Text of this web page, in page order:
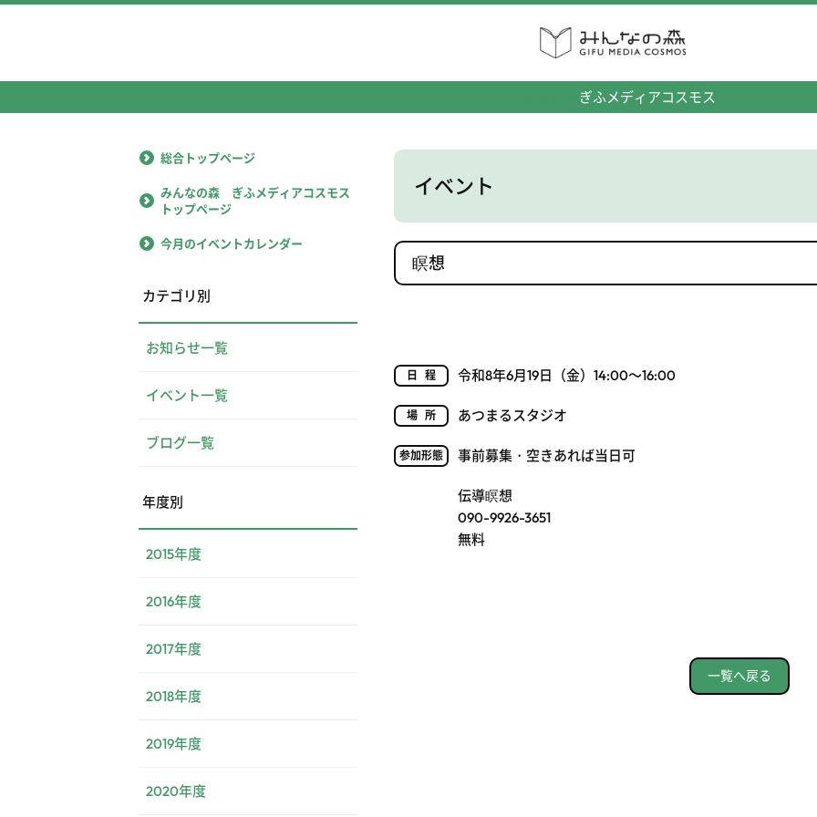
ぎふメディアコスモス
イベント
瞑想
日程 令和8年6月19日（金）14:00～16:00
場所 あつまるスタジオ
参加形態 事前募集・空きあれば当日可
伝導瞑想
090-9926-3651
無料
一覧へ戻る
総合トップページ
みんなの森 ぎふメディアコスモス
トップページ
今月のイベントカレンダー
カテゴリ別
お知らせ一覧
イベント一覧
ブログ一覧
年度別
2015年度
2016年度
2017年度
2018年度
2019年度
2020年度